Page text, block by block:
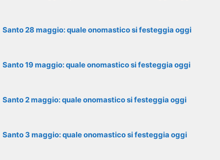
Santo 28 maggio: quale onomastico si festeggia oggi
Santo 19 maggio: quale onomastico si festeggia oggi
Santo 2 maggio: quale onomastico si festeggia oggi
Santo 3 maggio: quale onomastico si festeggia oggi